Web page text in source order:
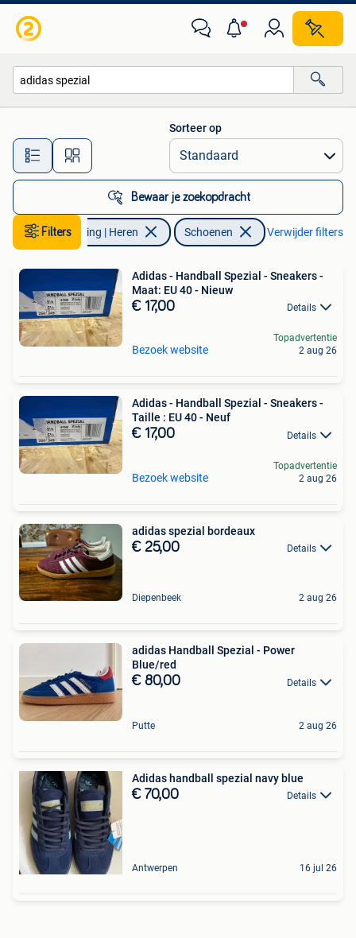
Alle afstanden…
Sorteer op
Bewaar je zoekopdracht
FiltersKleding | Heren Schoenen Verwijder filters
Adidas - Handball Spezial - Sneakers -
Maat: EU 40 - Nieuw
€ 17,00 Details
Bezoek website
Topadvertentie
2 aug 26
Adidas - Handball Spezial - Sneakers -
Taille : EU 40 - Neuf
€ 17,00 Details
Bezoek website
Topadvertentie
2 aug 26
adidas spezial bordeaux
€ 25,00 Details
Diepenbeek 2 aug 26
adidas Handball Spezial - Power
Blue/red
€ 80,00 Details
Putte 2 aug 26
Adidas handball spezial navy blue
€ 70,00 Details
Antwerpen 16 jul 26